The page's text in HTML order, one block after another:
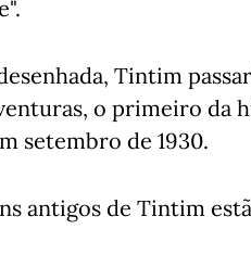
Tintim
o primeiro da
setembro de 1930.
antigos de Tintim